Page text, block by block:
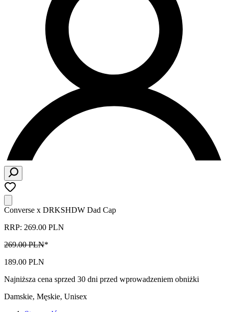
Converse x DRKSHDW Dad Cap
RRP: 269.00 PLN
269.00 PLN*
189.00 PLN
Najniższa cena sprzed 30 dni przed wprowadzeniem obniżki
Damskie, Męskie, Unisex